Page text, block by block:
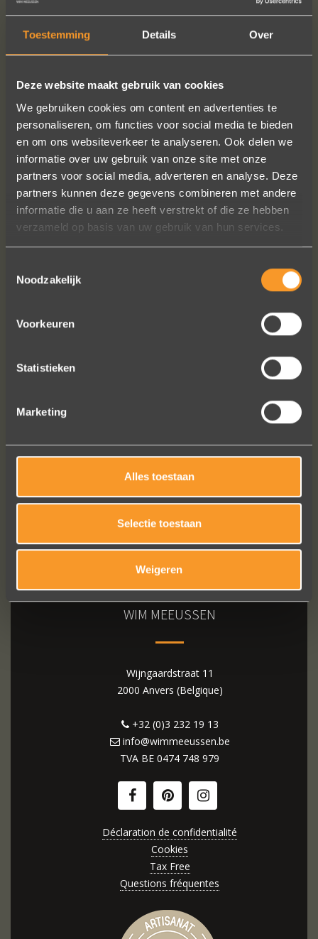
Toestemming Details Over
Deze website maakt gebruik van cookies
We gebruiken cookies om content en advertenties te
personaliseren, om functies voor social media te bieden
en om ons websiteverkeer te analyseren. Ook delen we
informatie over uw gebruik van onze site met onze
partners voor social media, adverteren en analyse. Deze
partners kunnen deze gegevens combineren met andere
informatie die u aan ze heeft verstrekt of die ze hebben
verzameld op basis van uw gebruik van hun services.
Noodzakelijk
Voorkeuren
Statistieken
Marketing
Alles toestaan
Selectie toestaan
Weigeren
Heel blij met onze trouwringen! Ruime
keuze en correcte prijzen! We werden
steeds heel vriendelijk geholpen.
Naomi Ilsbroux
WIM MEEUSSEN
Wijngaardstraat 11
2000 Anvers (Belgique)
+32 (0)3 232 19 13
info@wimmeeussen.be
TVA BE 0474 748 979
Déclaration de confidentialité
Cookies
Tax Free
Questions fréquentes